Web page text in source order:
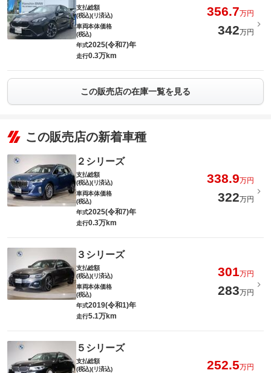
支払総額
(税込)(リ済込)
356.7万円
車両本体価格
(税込)
342万円
年式2025(令和7)年
走行0.3万km
この販売店の在庫一覧を見る
この販売店の新着車種
２シリーズ
支払総額
(税込)(リ済込)
338.9万円
車両本体価格
(税込)
322万円
年式2025(令和7)年
走行0.3万km
３シリーズ
支払総額
(税込)(リ済込)
301万円
車両本体価格
(税込)
283万円
年式2019(令和1)年
走行5.1万km
５シリーズ
支払総額
(税込)(リ済込)
252.5万円